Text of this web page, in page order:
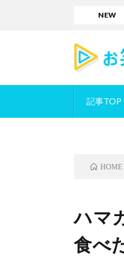
記事TOP
NEW
HOME
ハマ
食べ